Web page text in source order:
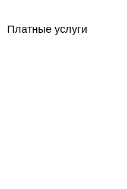
Платные услуги